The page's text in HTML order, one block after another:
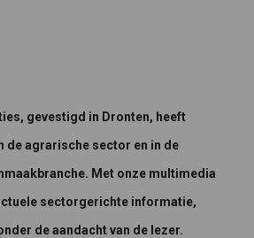
gevestigd in Dronten, heeft
de agrarische sector en in de
Met onze multimedia
sectorgerichte informatie,
de aandacht van de lezer.